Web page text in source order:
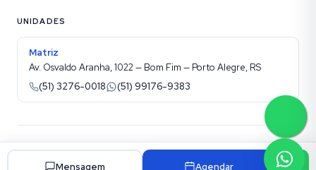
Mensagem Agendar
UNIDADES
Matriz
Av. Osvaldo Aranha, 1022 — Bom Fim — Porto Alegre, RS
(51) 3276-0018
(51) 99176-9383
©2026Kotel Imobiliária. Todos os direitos reservados.
Site para imobiliárias Superadmin